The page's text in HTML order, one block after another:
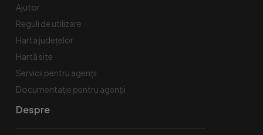
Ajutor
Reguli de utilizare
Harta județelor
Hartă site
Servicii pentru agenții
Documentație pentru agenții
Despre